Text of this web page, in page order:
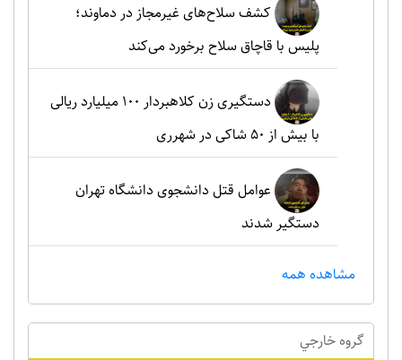
کشف سلاح‌های غیرمجاز در دماوند؛
پلیس با قاچاق سلاح برخورد می‌کند
دستگیری زن کلاهبردار ۱۰۰ میلیارد ریالی
با بیش از ۵۰ شاکی در شهرری
عوامل قتل دانشجوی دانشگاه تهران
دستگیر شدند
مشاهده همه
گروه خارجي